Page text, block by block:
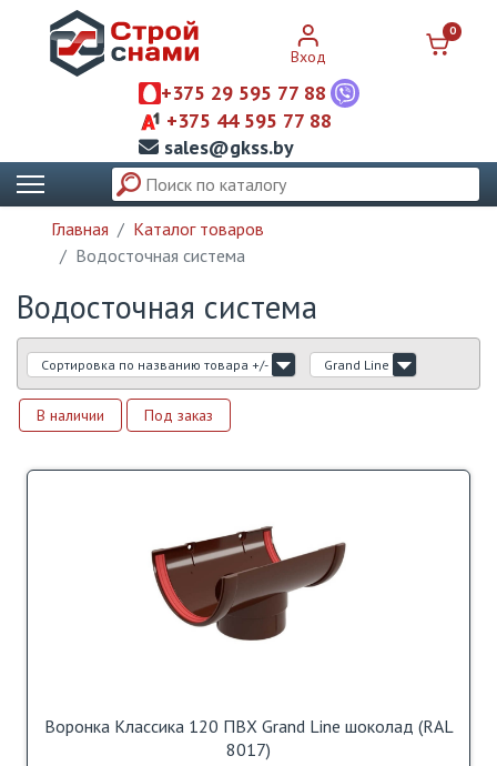
+375 29 595 77 88
+375 44 595 77 88
sales@gkss.by
Вход
0
Главная
Каталог товаров
Водосточная система
Водосточная система
Сортировка по названию товара +/- Grand Line
В наличии Под заказ
Воронка Классика 120 ПВХ Grand Line шоколад (RAL
8017)